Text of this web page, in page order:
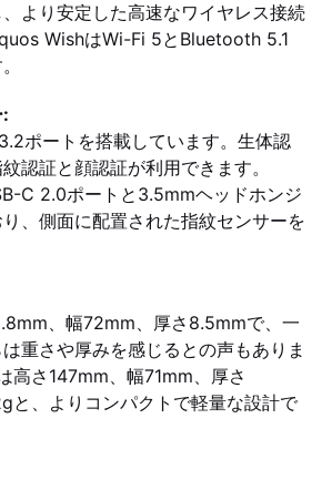
より安定した高速なワイヤレス接続
WishはWi-Fi 5とBluetooth 5.1
ポートを搭載しています。生体認
認証と顔認証が利用できます。
C 2.0ポートと3.5mmヘッドホンジ
、側面に配置された指紋センサーを
、幅72mm、厚さ8.5mmで、一
重さや厚みを感じるとの声もありま
高さ147mm、幅71mm、厚さ
と、よりコンパクトで軽量な設計で